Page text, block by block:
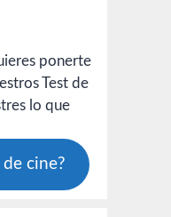
ponerte
Test de
lo que
de cine?